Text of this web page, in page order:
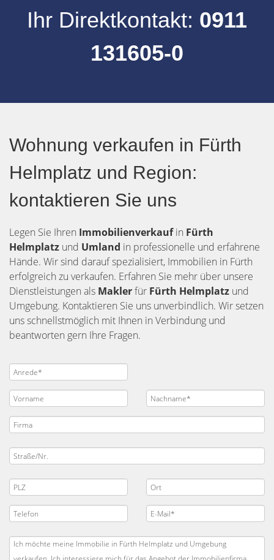
Ihr Direktkontakt: 0911
131605-0
Wohnung verkaufen in Fürth
Helmplatz und Region:
kontaktieren Sie uns
Legen Sie Ihren Immobilienverkaufin Fürth
Helmplatz und Umland in professionelle und erfahrene
Hände. Wir sind darauf spezialisiert, Immobilien in Fürth
erfolgreich zu verkaufen. Erfahren Sie mehr über unsere
Dienstleistungen als Maklerfür Fürth Helmplatz und
Umgebung. Kontaktieren Sie uns unverbindlich. Wir setzen
uns schnellstmöglich mit Ihnen in Verbindung und
beantworten gern Ihre Fragen.